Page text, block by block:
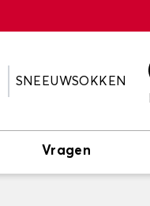
SNEEUWSOKKEN
Vragen